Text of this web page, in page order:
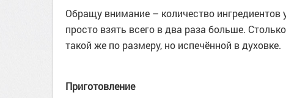
Обращу внимание – количество
просто взять всего в два раза больше.
такой же по размеру, но испечённой в духовке.
Приготовление